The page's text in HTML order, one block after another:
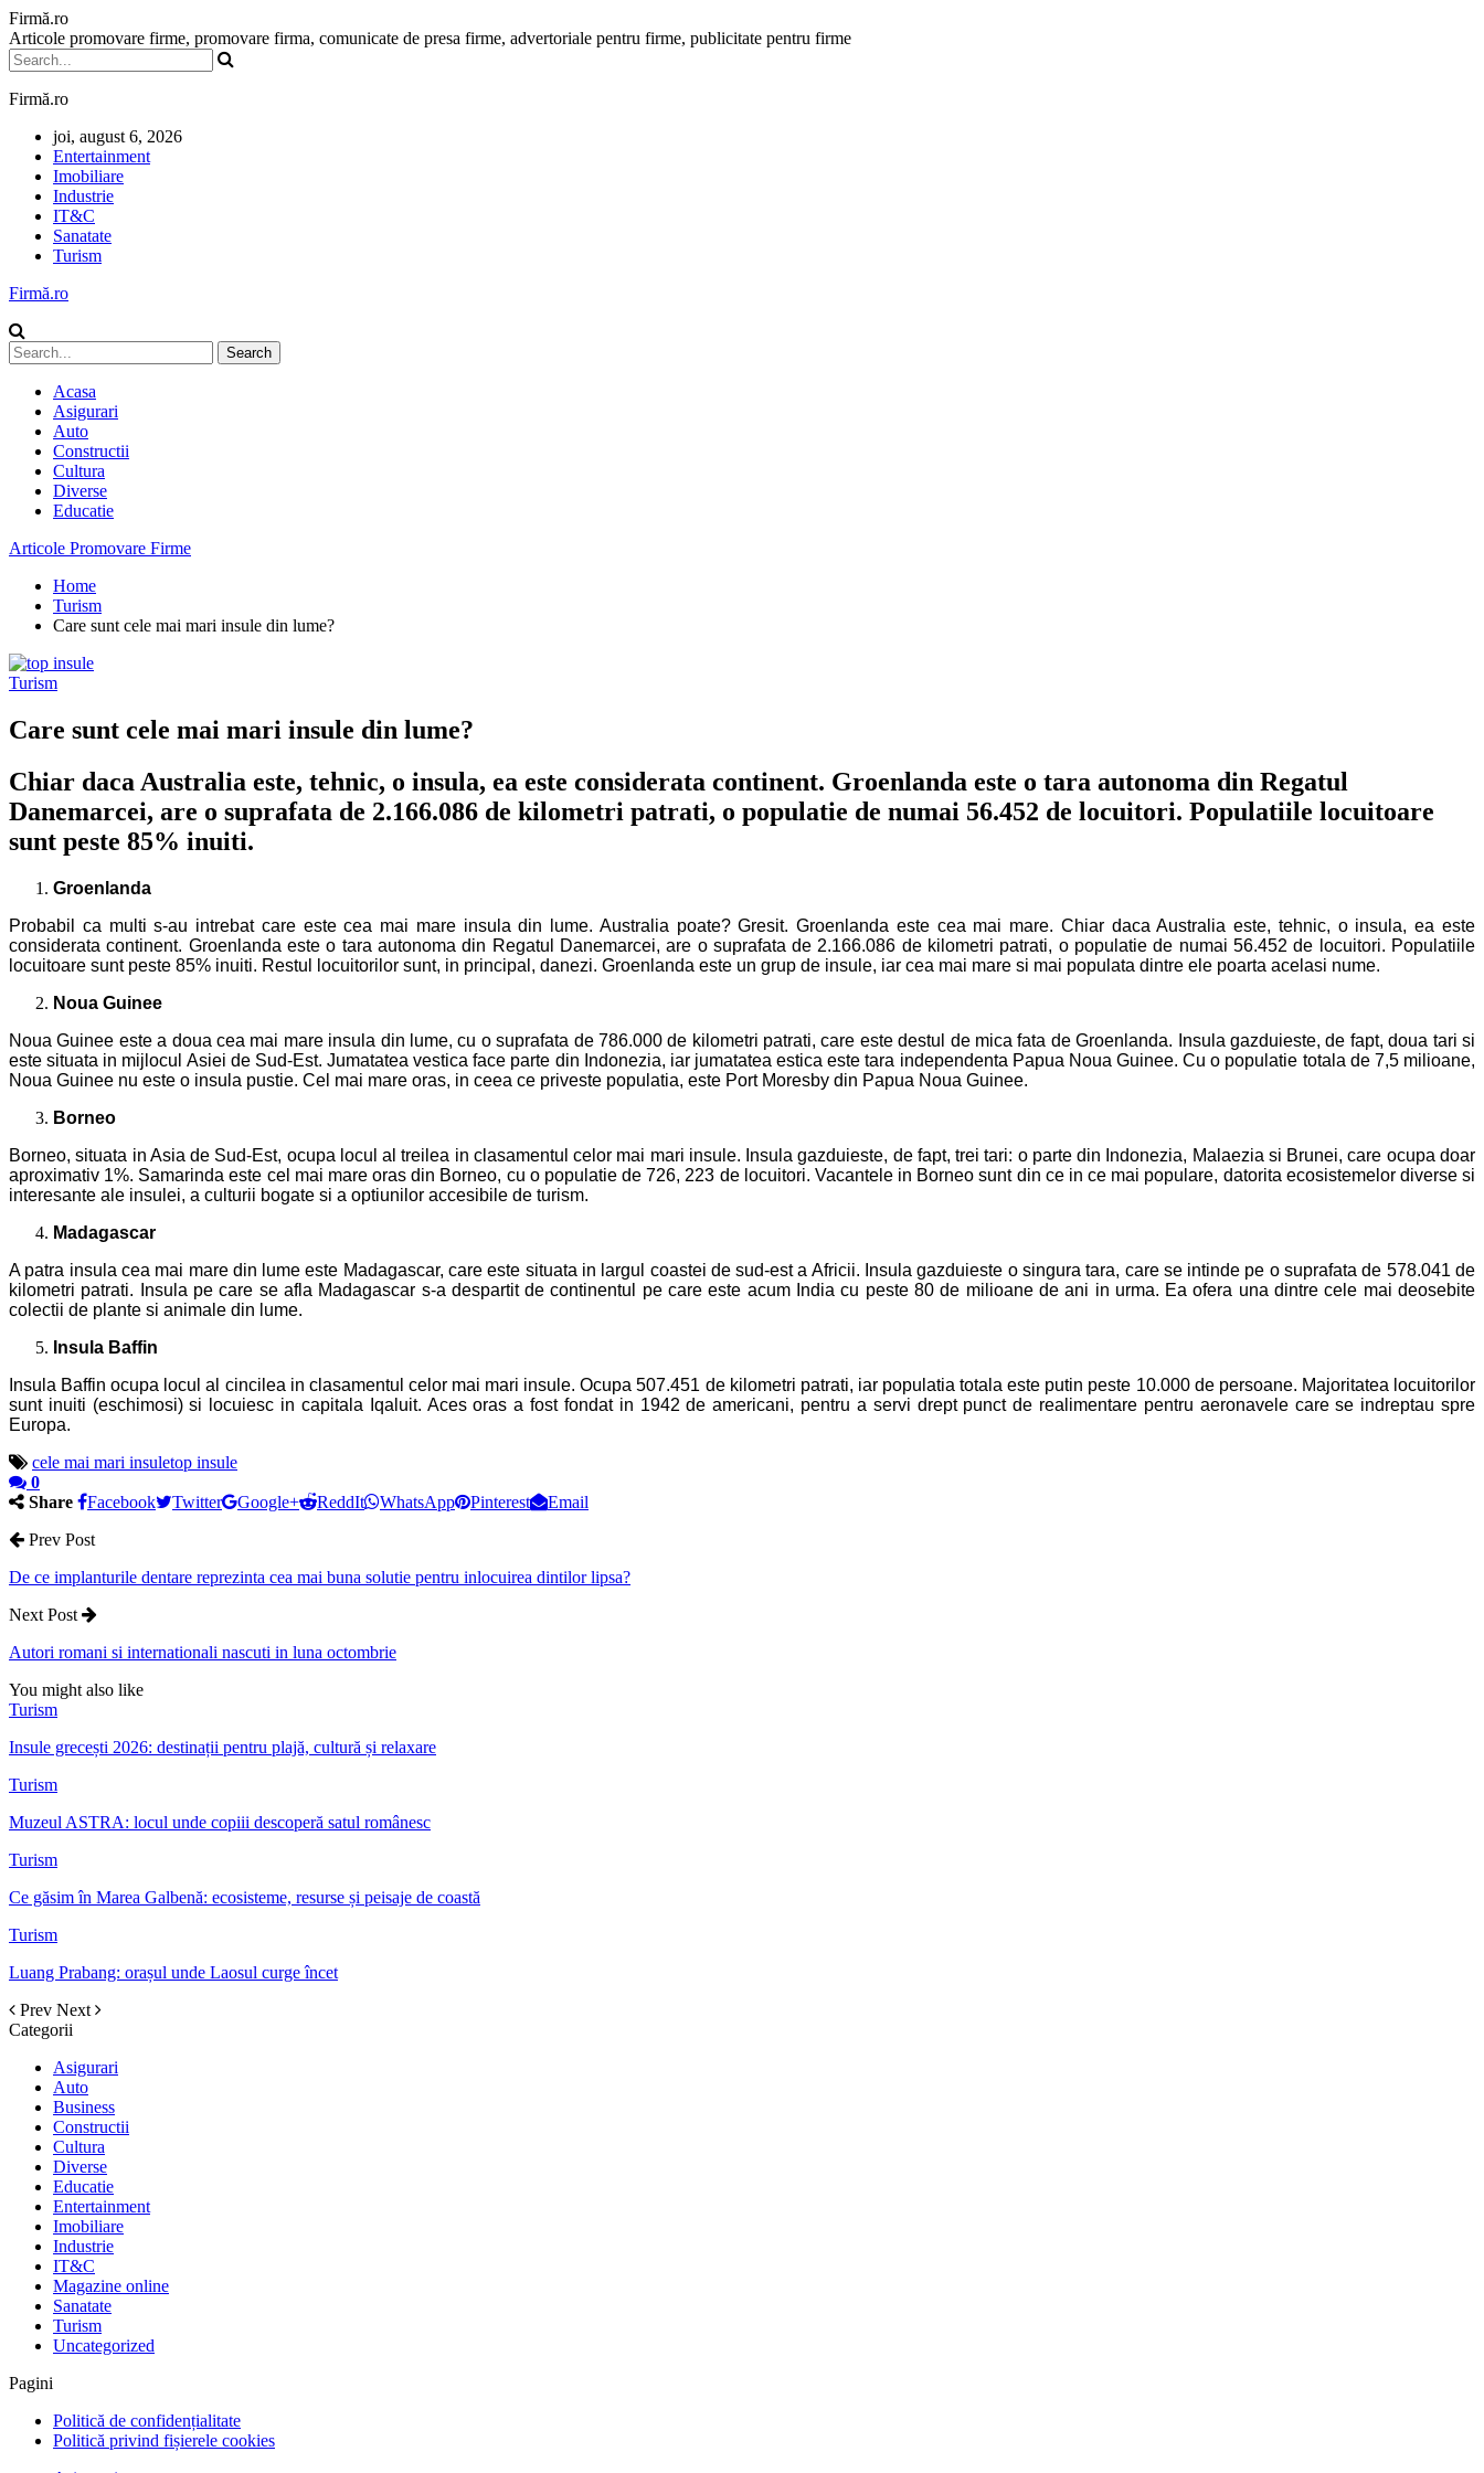
Firmă.ro
Articole promovare firme, promovare firma, comunicate de presa firme, advertoriale pentru firme, publicitate pentru firme
Firmă.ro
joi, august 6, 2026
Entertainment
Imobiliare
Industrie
IT&C
Sanatate
Turism
Firmă.ro
Acasa
Asigurari
Auto
Constructii
Cultura
Diverse
Educatie
Articole Promovare Firme
Home
Turism
Care sunt cele mai mari insule din lume?
Turism
Care sunt cele mai mari insule din lume?
Chiar daca Australia este, tehnic, o insula, ea este considerata continent. Groenlanda este o tara autonoma din Regatul
Danemarcei, are o suprafata de 2.166.086 de kilometri patrati, o populatie de numai 56.452 de locuitori. Populatiile locuitoare
sunt peste 85% inuiti.
Groenlanda
Probabil ca multi s-au intrebat care este cea mai mare insula din lume. Australia poate? Gresit. Groenlanda este cea mai mare. Chiar daca Australia este, tehnic, o insula, ea este
considerata continent. Groenlanda este o tara autonoma din Regatul Danemarcei, are o suprafata de 2.166.086 de kilometri patrati, o populatie de numai 56.452 de locuitori. Populatiile
locuitoare sunt peste 85% inuiti. Restul locuitorilor sunt, in principal, danezi. Groenlanda este un grup de insule, iar cea mai mare si mai populata dintre ele poarta acelasi nume.
Noua Guinee
Noua Guinee este a doua cea mai mare insula din lume, cu o suprafata de 786.000 de kilometri patrati, care este destul de mica fata de Groenlanda. Insula gazduieste, de fapt, doua tari si
este situata in mijlocul Asiei de Sud-Est. Jumatatea vestica face parte din Indonezia, iar jumatatea estica este tara independenta Papua Noua Guinee. Cu o populatie totala de 7,5 milioane,
Noua Guinee nu este o insula pustie. Cel mai mare oras, in ceea ce priveste populatia, este Port Moresby din Papua Noua Guinee.
Borneo
Borneo, situata in Asia de Sud-Est, ocupa locul al treilea in clasamentul celor mai mari insule. Insula gazduieste, de fapt, trei tari: o parte din Indonezia, Malaezia si Brunei, care ocupa doar
aproximativ 1%. Samarinda este cel mai mare oras din Borneo, cu o populatie de 726, 223 de locuitori. Vacantele in Borneo sunt din ce in ce mai populare, datorita ecosistemelor diverse si
interesante ale insulei, a culturii bogate si a optiunilor accesibile de turism.
Madagascar
A patra insula cea mai mare din lume este Madagascar, care este situata in largul coastei de sud-est a Africii. Insula gazduieste o singura tara, care se intinde pe o suprafata de 578.041 de
kilometri patrati. Insula pe care se afla Madagascar s-a despartit de continentul pe care este acum India cu peste 80 de milioane de ani in urma. Ea ofera una dintre cele mai deosebite
colectii de plante si animale din lume.
Insula Baffin
Insula Baffin ocupa locul al cincilea in clasamentul celor mai mari insule. Ocupa 507.451 de kilometri patrati, iar populatia totala este putin peste 10.000 de persoane. Majoritatea locuitorilor
sunt inuiti (eschimosi) si locuiesc in capitala Iqaluit. Aces oras a fost fondat in 1942 de americani, pentru a servi drept punct de realimentare pentru aeronavele care se indreptau spre
Europa.
cele mai mari insuletop insule
0
Share
Facebook Twitter Google+ ReddIt WhatsApp Pinterest
Email
Prev Post
De ce implanturile dentare reprezinta cea mai buna solutie pentru inlocuirea dintilor lipsa?
Next Post
Autori romani si internationali nascuti in luna octombrie
You might also like
Turism
Insule grecești 2026: destinații pentru plajă, cultură și relaxare
Turism
Muzeul ASTRA: locul unde copiii descoperă satul românesc
Turism
Ce găsim în Marea Galbenă: ecosisteme, resurse și peisaje de coastă
Turism
Luang Prabang: orașul unde Laosul curge încet
Prev Next
Categorii
Asigurari
Auto
Business
Constructii
Cultura
Diverse
Educatie
Entertainment
Imobiliare
Industrie
IT&C
Magazine online
Sanatate
Turism
Uncategorized
Pagini
Politică de confidențialitate
Politică privind fișierele cookies